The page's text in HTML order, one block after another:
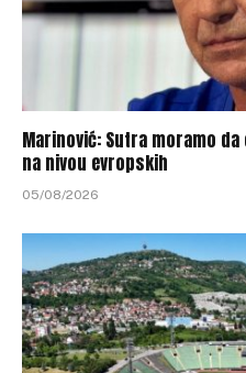
Marinović: Sutra moramo
na nivou evropskih
05/08/2026